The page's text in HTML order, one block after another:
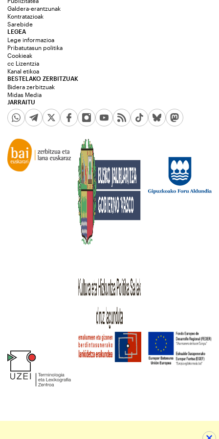
Galdera-erantzunak
Kontratazioak
Sarebide
JARRAITU
LEGEA
Lege informazioa
Pribatutasun politika
Cookieak
cc Lizentzia
Kanal etikoa
BESTELAKO ZERBITZUAK
Bidera zerbitzuak
Midas Media